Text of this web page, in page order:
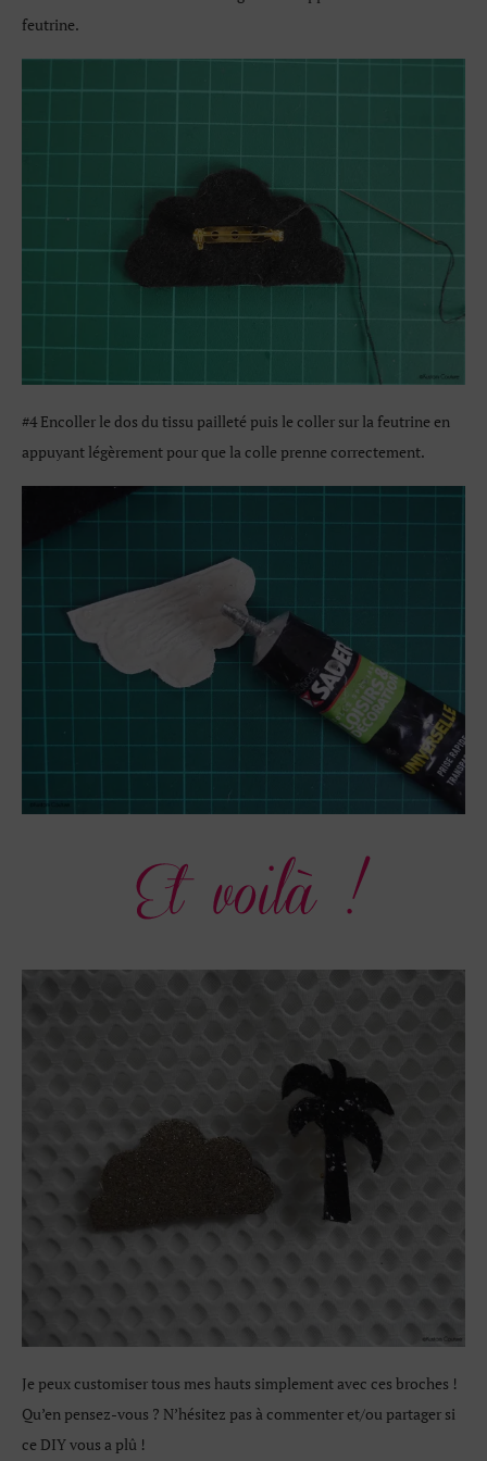
feutrine.
#4 Encoller le dos du tissu pailleté puis le coller sur la feutrine en
appuyant légèrement pour que la colle prenne correctement.
Je peux customiser tous mes hauts simplement avec ces broches !
Qu’en pensez-vous ? N’hésitez pas à commenter et/ou partager si
ce DIY vous a plû !